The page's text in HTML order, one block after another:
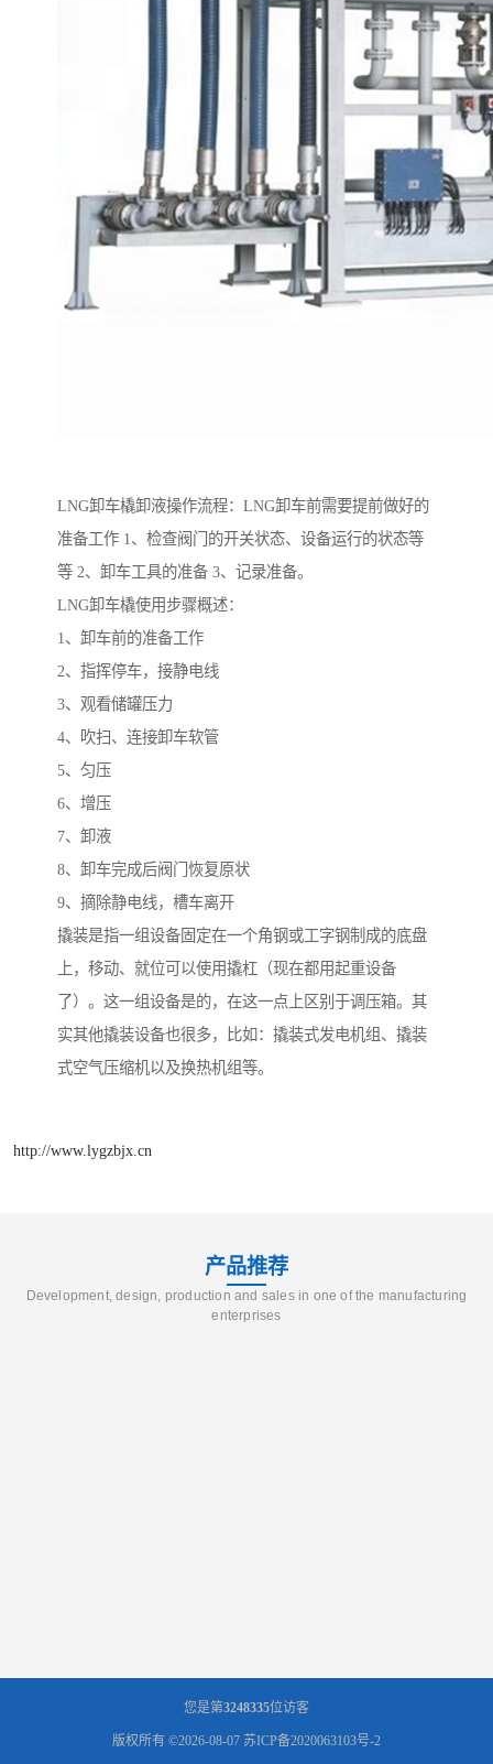
LNG卸车橇卸液操作流程：LNG卸车前需要提前做好的
准备工作 1、检查阀门的开关状态、设备运行的状态等
等 2、卸车工具的准备 3、记录准备。
LNG卸车橇使用步骤概述：
1、卸车前的准备工作
2、指挥停车，接静电线
3、观看储罐压力
4、吹扫、连接卸车软管
5、匀压
6、增压
7、卸液
8、卸车完成后阀门恢复原状
9、摘除静电线，槽车离开
撬装是指一组设备固定在一个角钢或工字钢制成的底盘
上，移动、就位可以使用撬杠（现在都用起重设备
了）。这一组设备是的，在这一点上区别于调压箱。其
实其他撬装设备也很多，比如：撬装式发电机组、撬装
式空气压缩机以及换热机组等。
http://www.lygzbjx.cn
产品推荐
Development, design, production and sales in one of the manufacturing
enterprises
您是第3248335位访客
版权所有 ©2026-08-07 苏ICP备2020063103号-2